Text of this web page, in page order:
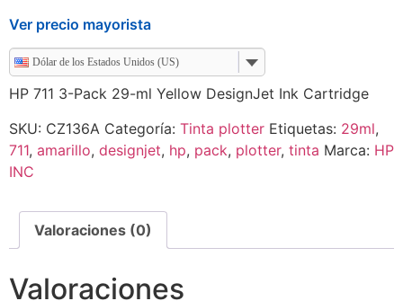
Ver precio mayorista
Dólar de los Estados Unidos (US)
HP 711 3-Pack 29-ml Yellow DesignJet Ink Cartridge
SKU: CZ136A Categoría: Tinta plotter Etiquetas: 29ml,
711, amarillo, designjet, hp, pack, plotter, tinta Marca: HP
INC
Valoraciones (0)
Valoraciones